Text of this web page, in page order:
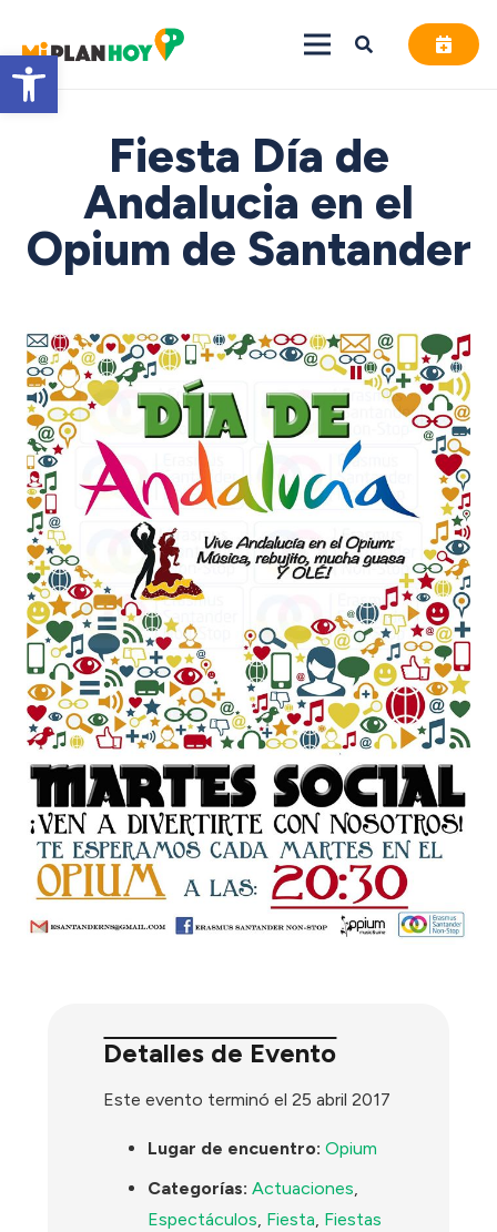
Abrir barra de herramientas
Fiesta Día de
Andalucia en el
Opium de Santander
Detalles de Evento
Este evento terminó el 25 abril 2017
Lugar de encuentro: Opium
Categorías: Actuaciones,
Espectáculos, Fiesta, Fiestas